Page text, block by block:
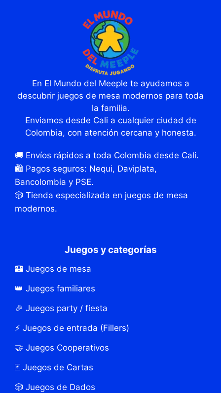
En El Mundo del Meeple te ayudamos a
descubrir juegos de mesa modernos para toda
la familia.
Enviamos desde Cali a cualquier ciudad de
Colombia, con atención cercana y honesta.
🚚 Envíos rápidos a toda Colombia desde Cali.
🛍️ Pagos seguros: Nequi, Daviplata,
Bancolombia y PSE.
🎲 Tienda especializada en juegos de mesa
modernos.
Juegos y categorías
🏰 Juegos de mesa
👑 Juegos familiares
🎉 Juegos party / fiesta
⚡ Juegos de entrada (Fillers)
🤝 Juegos Cooperativos
🃏 Juegos de Cartas
🎲 Juegos de Dados